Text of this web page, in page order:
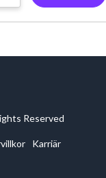
Reserved
Karriär